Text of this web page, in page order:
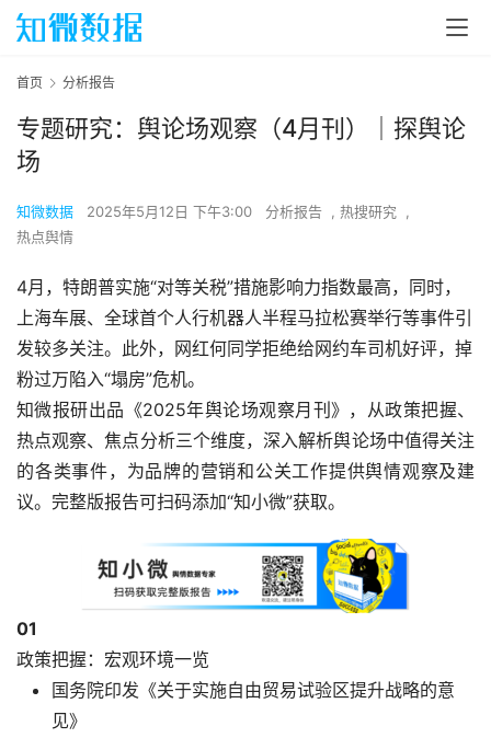
首页 分析报告
专题研究：舆论场观察（4月刊）｜探舆论
场
知微数据 2025年5月12日 下午3:00 分析报告 , 热搜研究 ,
热点舆情
4月，特朗普实施“对等关税”措施影响力指数最高，同时，
上海车展、全球首个人行机器人半程马拉松赛举行等事件引
发较多关注。此外，网红何同学拒绝给网约车司机好评，掉
粉过万陷入“塌房”危机。
知微报研出品《2025年舆论场观察月刊》，从政策把握、
热点观察、焦点分析三个维度，深入解析舆论场中值得关注
的各类事件，为品牌的营销和公关工作提供舆情观察及建
议。完整版报告可扫码添加“知小微”获取。
01
政策把握：宏观环境一览
国务院印发《关于实施自由贸易试验区提升战略的意
见》